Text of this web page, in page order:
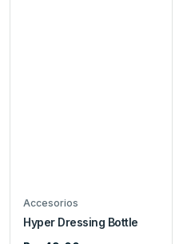
Accesorios
Hyper Dressing Bottle